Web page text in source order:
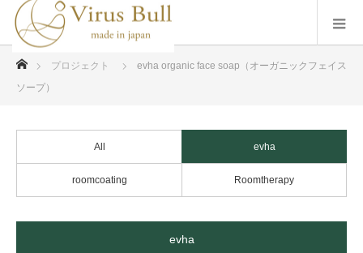
プロジェクト
evha organic face soap（オーガニックフェイス
ソープ）
All evha
roomcoating Roomtherapy
evha